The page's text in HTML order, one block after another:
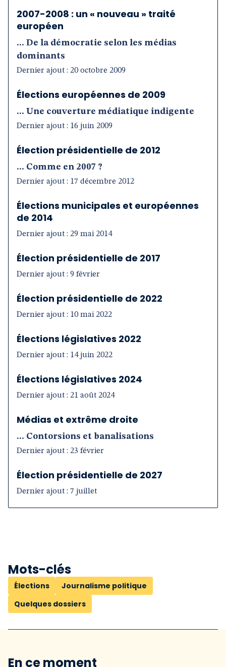
2007-2008 : un « nouveau » traité
européen
... De la démocratie selon les médias
dominants
Dernier ajout : 20 octobre 2009
Élections européennes de 2009
... Une couverture médiatique indigente
Dernier ajout : 16 juin 2009
Élection présidentielle de 2012
... Comme en 2007 ?
Dernier ajout : 17 décembre 2012
Élections municipales et européennes
de 2014
Dernier ajout : 29 mai 2014
Élection présidentielle de 2017
Dernier ajout : 9 février
Élection présidentielle de 2022
Dernier ajout : 10 mai 2022
Élections législatives 2022
Dernier ajout : 14 juin 2022
Élections législatives 2024
Dernier ajout : 21 août 2024
Médias et extrême droite
... Contorsions et banalisations
Dernier ajout : 23 février
Élection présidentielle de 2027
Dernier ajout : 7 juillet
Mots-clés
Élections
Journalisme politique
Quelques dossiers
En ce moment